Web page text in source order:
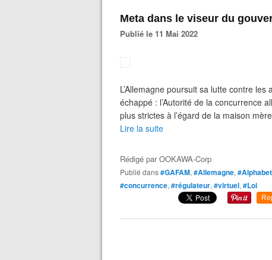
Meta dans le viseur du
Publié le 11 Mai 2022
L’Allemagne poursuit sa lutte contre
échappé : l’Autorité de la concurrence
plus strictes à l’égard de la maison
Lire la suite
Rédigé parOOKAWA-Corp
Publié dans#GAFAM, #Allemagne,
#concurrence, #régulateur, #virtuel, #Loi